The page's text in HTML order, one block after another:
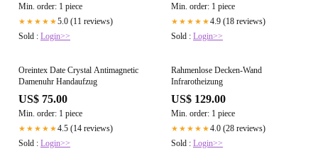
Min. order: 1 piece
★★★★★5.0 (11 reviews)
Sold : Login>>
Min. order: 1 piece
★★★★★4.9 (18 reviews)
Sold : Login>>
Oreintex Date Crystal Antimagnetic
Damenuhr Handaufzug
US$ 75.00
Min. order: 1 piece
★★★★★4.5 (14 reviews)
Sold : Login>>
Rahmenlose Decken-Wand
Infrarotheizung
US$ 129.00
Min. order: 1 piece
★★★★★4.0 (28 reviews)
Sold : Login>>